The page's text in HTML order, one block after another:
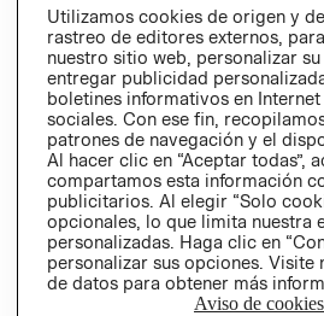
RELACIÓN
POLÍTICA
Utilizamos cookies de origen y
rastreo de editores externos,
nuestro sitio web, personalizar
entregar publicidad
boletines informativos en
sociales. Con ese fin,
patrones de navegación y el
Al hacer clic en “Aceptar todas”,
compartamos esta información
publicitarios. Al elegir “Solo
opcionales, lo que limita nuestra
personalizadas. Haga clic en
personalizar sus opciones.
de datos para obtener más
Aviso de